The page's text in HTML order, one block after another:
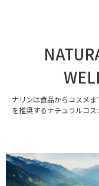
ナリンは食品からコスメ
を推奨するナチュラルコス